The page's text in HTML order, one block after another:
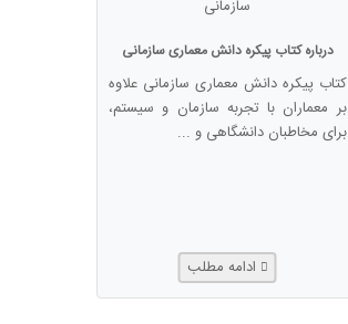
درباره کتاب پیکره دانش معماری سازمانی
کتاب پیکره دانش معماری سازمانی علاوه
بر معماران با تجربه سازمان و سیستم،
برای مخاطبان دانشگاهی و ...
ادامه مطلب